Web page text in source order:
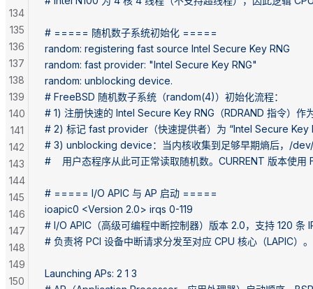
# ===== 随机数子系统初始化 =====
random: registering fast source Intel Secure Key RNG
random: fast provider: "Intel Secure Key RNG"
random: unblocking device.
# FreeBSD 随机数子系统（random(4)）初始化流程：
# 1) 注册快速的 Intel Secure Key RNG（RDRAND 指令）作
# 2) 标记 fast provider（快速提供者）为 “Intel Secure Key
# 3) unblocking device：当内核收集到足够早期熵后，/
#    用户态程序从此可正常读取随机数。CURRENT 版本使用
# ===== I/O APIC 与 AP 启动 =====
ioapic0 <Version 2.0> irqs 0-119
# I/O APIC（高级可编程中断控制器）版本 2.0，支持 120 条
# 负责将 PCI 设备中断请求分发至对应 CPU 核心（LAPIC）。
Launching APs: 2 1 3
134
135
136
137
138
139
140
141
142
143
144
145
146
147
148
149
150